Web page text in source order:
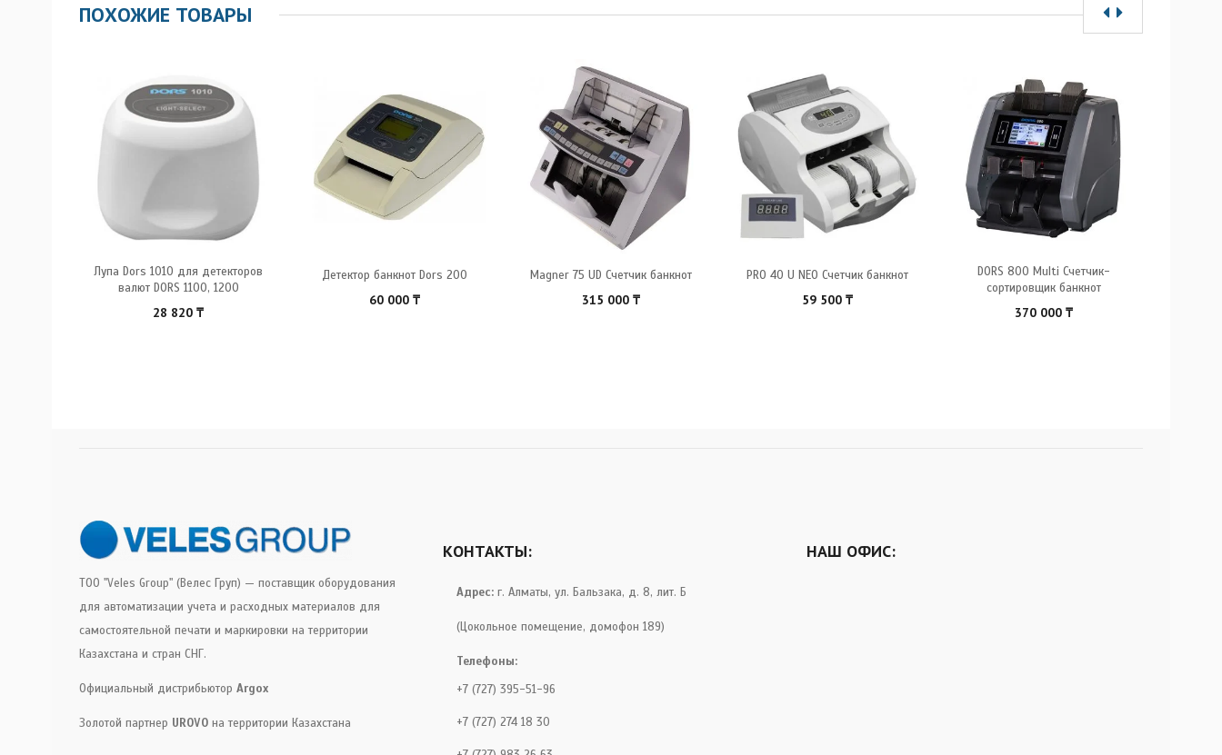
ПОХОЖИЕ ТОВАРЫ
Лупа Dors 1010 для детекторов
валют DORS 1100, 1200
28 820 ₸
Детектор банкнот Dors 200
60 000 ₸
Magner 75 UD Счетчик банкнот
315 000 ₸
PRO 40 U NEO Счетчик банкнот
59 500 ₸
DORS 800 Multi Счетчик-
сортировщик банкнот
370 000 ₸
ТОО "Veles Group" (Велес Груп) — поставщик оборудования
для автоматизации учета и расходных материалов для
самостоятельной печати и маркировки на территории
Казахстана и стран СНГ.
Официальный дистрибьютор Argox
Золотой партнер UROVO на территории Казахстана
КОНТАКТЫ:
Адрес: г. Алматы, ул. Бальзака, д. 8, лит. Б
(Цокольное помещение, домофон 189)
Телефоны:
+7 (727) 395-51-96
+7 (727) 274 18 30
НАШ ОФИС: